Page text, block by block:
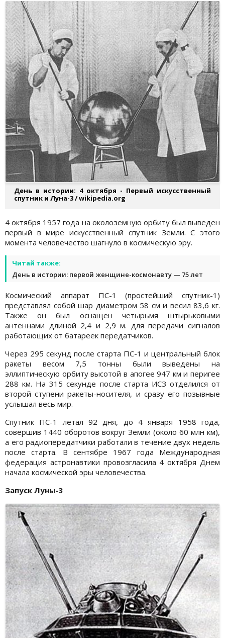
День в истории: 4 октября - Первый искусственный
спутник и Луна-3 / wikipedia.org
4 октября 1957 года на околоземную орбиту был выведен
первый в мире искусственный спутник Земли. С этого
момента человечество шагнуло в космическую эру.
Читай также:
День в истории: первой женщине-космонавту — 75 лет
Космический аппарат ПС-1 (простейший спутник-1)
представлял собой шар диаметром 58 см и весил 83,6 кг.
Также он был оснащен четырьмя штырьковыми
антеннами длиной 2,4 и 2,9 м. для передачи сигналов
работающих от батареек передатчиков.
Через 295 секунд после старта ПС-1 и центральный блок
ракеты весом 7,5 тонны были выведены на
эллиптическую орбиту высотой в апогее 947 км и перигее
288 км. На 315 секунде после старта ИСЗ отделился от
второй ступени ракеты-носителя, и сразу его позывные
услышал весь мир.
Спутник ПС-1 летал 92 дня, до 4 января 1958 года,
совершив 1440 оборотов вокруг Земли (около 60 млн км),
а его радиопередатчики работали в течение двух недель
после старта. В сентябре 1967 года Международная
федерация астронавтики провозгласила 4 октября Днем
начала космической эры человечества.
Запуск Луны-3